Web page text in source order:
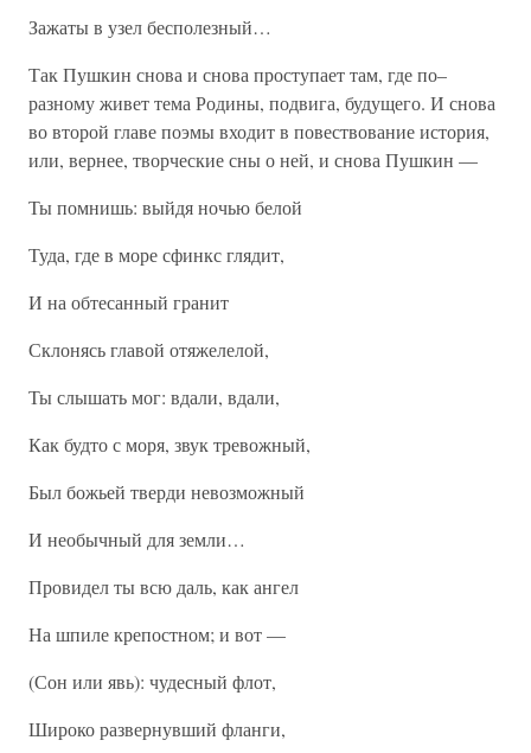
Зажаты в узел бесполезный…
Так Пушкин снова и снова проступает там, где по–
разному живет тема Родины, подвига, будущего. И снова
во второй главе поэмы входит в повествование история,
или, вернее, творческие сны о ней, и снова Пушкин —
Ты помнишь: выйдя ночью белой
Туда, где в море сфинкс глядит,
И на обтесанный гранит
Склонясь главой отяжелелой,
Ты слышать мог: вдали, вдали,
Как будто с моря, звук тревожный,
Был божьей тверди невозможный
И необычный для земли…
Провидел ты всю даль, как ангел
На шпиле крепостном; и вот —
(Сон или явь): чудесный флот,
Широко развернувший фланги,